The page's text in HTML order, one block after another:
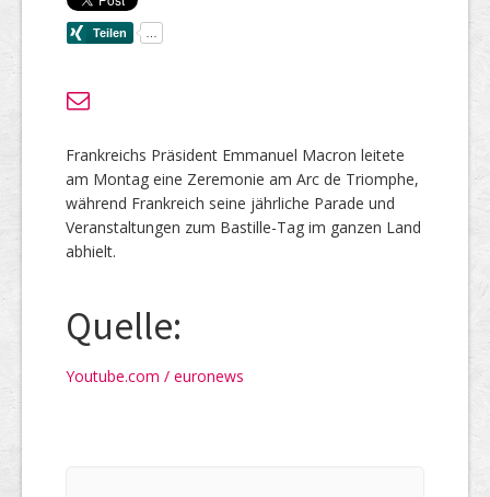
Frankreichs Präsident Emmanuel Macron leitete
am Montag eine Zeremonie am Arc de Triomphe,
während Frankreich seine jährliche Parade und
Veranstaltungen zum Bastille-Tag im ganzen Land
abhielt.
Quelle:
Youtube.com / euronews